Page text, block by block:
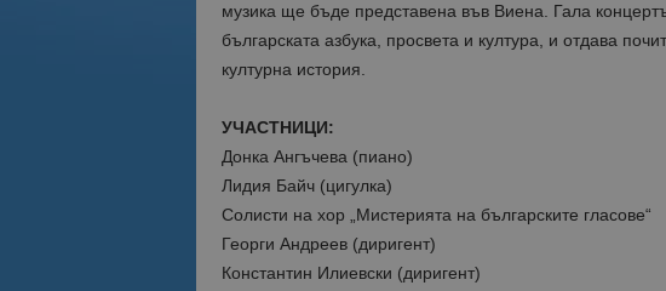
музика ще бъде представена във Виена. Гала
българската азбука, просвета и култура, и отдава
културна история.
УЧАСТНИЦИ:
Донка Ангъчева (пиано)
Лидия Байч (цигулка)
Солисти на хор „Мистерията на българските гласове“
Георги Андреев (диригент)
Константин Илиевски (диригент)